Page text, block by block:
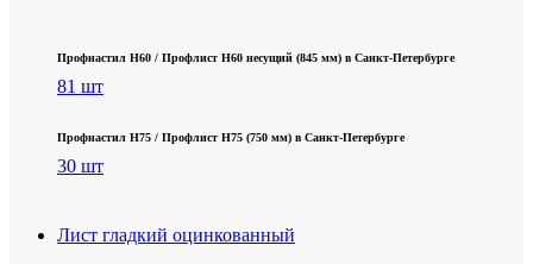
Профнастил Н60 / Профлист Н60 несущий (845 мм) в Санкт-Петербурге
81 шт
Профнастил Н75 / Профлист Н75 (750 мм) в Санкт-Петербурге
30 шт
Лист гладкий оцинкованный